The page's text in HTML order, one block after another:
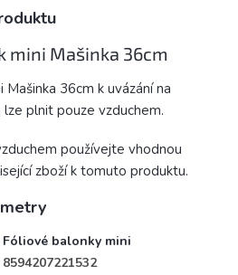
mini Mašinka 36cm
36cm k uvázání na
plnit pouze vzduchem.
používejte vhodnou
zboží k tomuto produktu.
Fóliové balonky mini
8594207221532